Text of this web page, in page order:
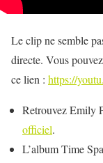
Le clip ne semble
directe. Vous
ce lien : https://
Retrouvez Emily
officiel.
L’album Time